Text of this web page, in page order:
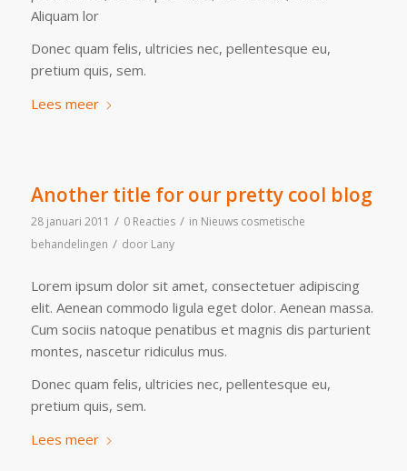
Aliquam lor
Donec quam felis, ultricies nec, pellentesque eu,
pretium quis, sem.
Lees meer
Another title for our pretty cool blog
28 januari 2011 / 0 Reacties / in Nieuws cosmetische
behandelingen / door Lany
Lorem ipsum dolor sit amet, consectetuer adipiscing
elit. Aenean commodo ligula eget dolor. Aenean massa.
Cum sociis natoque penatibus et magnis dis parturient
montes, nascetur ridiculus mus.
Donec quam felis, ultricies nec, pellentesque eu,
pretium quis, sem.
Lees meer